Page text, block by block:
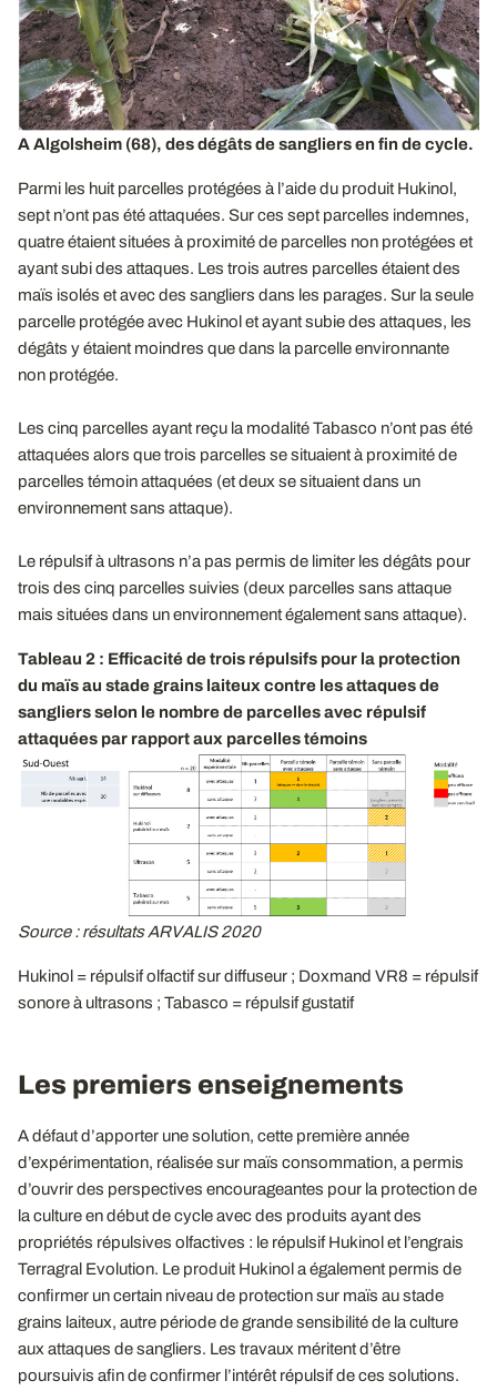
A Algolsheim (68), des dégâts de sangliers en fin de cycle.
Parmi les huit parcelles protégées à l’aide du produit Hukinol,
sept n’ont pas été attaquées. Sur ces sept parcelles indemnes,
quatre étaient situées à proximité de parcelles non protégées et
ayant subi des attaques. Les trois autres parcelles étaient des
maïs isolés et avec des sangliers dans les parages. Sur la seule
parcelle protégée avec Hukinol et ayant subie des attaques, les
dégâts y étaient moindres que dans la parcelle environnante
non protégée.
Les cinq parcelles ayant reçu la modalité Tabasco n’ont pas été
attaquées alors que trois parcelles se situaient à proximité de
parcelles témoin attaquées (et deux se situaient dans un
environnement sans attaque).
Le répulsif à ultrasons n’a pas permis de limiter les dégâts pour
trois des cinq parcelles suivies (deux parcelles sans attaque
mais situées dans un environnement également sans attaque).
Tableau 2 : Efficacité de trois répulsifs pour la protection
du maïs au stade grains laiteux contre les attaques de
sangliers selon le nombre de parcelles avec répulsif
attaquées par rapport aux parcelles témoins
Source : résultats ARVALIS 2020
Hukinol = répulsif olfactif sur diffuseur ; Doxmand VR8 = répulsif
sonore à ultrasons ; Tabasco = répulsif gustatif
Les premiers enseignements
A défaut d’apporter une solution, cette première année
d’expérimentation, réalisée sur maïs consommation, a permis
d’ouvrir des perspectives encourageantes pour la protection de
la culture en début de cycle avec des produits ayant des
propriétés répulsives olfactives : le répulsif Hukinol et l’engrais
Terragral Evolution. Le produit Hukinol a également permis de
confirmer un certain niveau de protection sur maïs au stade
grains laiteux, autre période de grande sensibilité de la culture
aux attaques de sangliers. Les travaux méritent d’être
poursuivis afin de confirmer l’intérêt répulsif de ces solutions.